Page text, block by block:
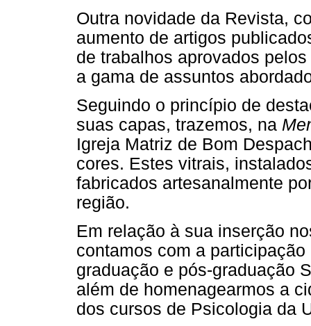
Outra novidade da Revista,
aumento de artigos
de trabalhos aprovados
a gama de assuntos
Seguindo o princípio de
suas capas, trazemos, na
Igreja Matriz de Bom
cores. Estes vitrais,
fabricados artesanalmente
região.
Em relação à sua inserção
contamos com a
graduação e pós-graduação
além de homenagearmos a
dos cursos de Psicologia da